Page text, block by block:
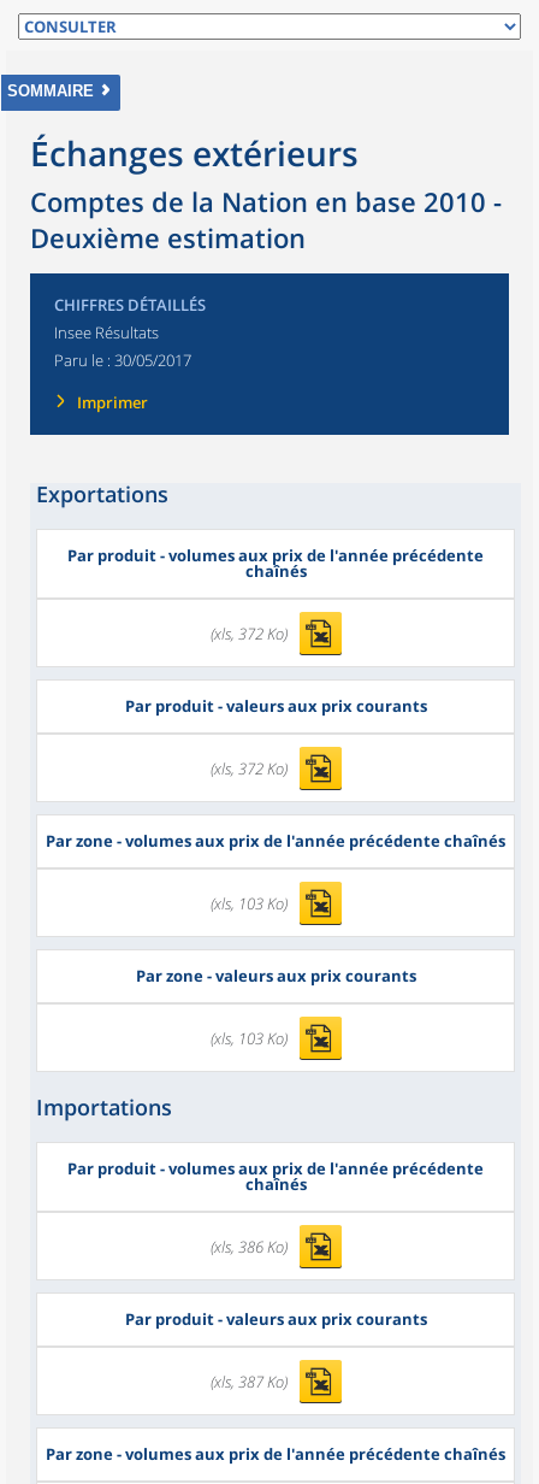
SOMMAIRE
Échanges extérieurs
Comptes de la Nation en base 2010 -
Deuxième estimation
CHIFFRES DÉTAILLÉS
Insee Résultats
Paru le : 30/05/2017
Imprimer
Exportations
Par produit - volumes aux prix de l'année précédente
chaînés
(xls, 372 Ko)
Par produit - valeurs aux prix courants
(xls, 372 Ko)
Par zone - volumes aux prix de l'année précédente chaînés
(xls, 103 Ko)
Par zone - valeurs aux prix courants
(xls, 103 Ko)
Importations
Par produit - volumes aux prix de l'année précédente
chaînés
(xls, 386 Ko)
Par produit - valeurs aux prix courants
(xls, 387 Ko)
Par zone - volumes aux prix de l'année précédente chaînés